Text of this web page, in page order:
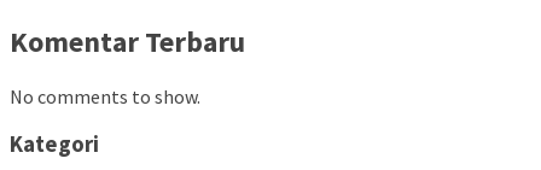
Komentar Terbaru
No comments to show.
Kategori